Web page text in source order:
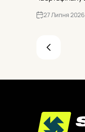
кола як №3
27 Липня 2026